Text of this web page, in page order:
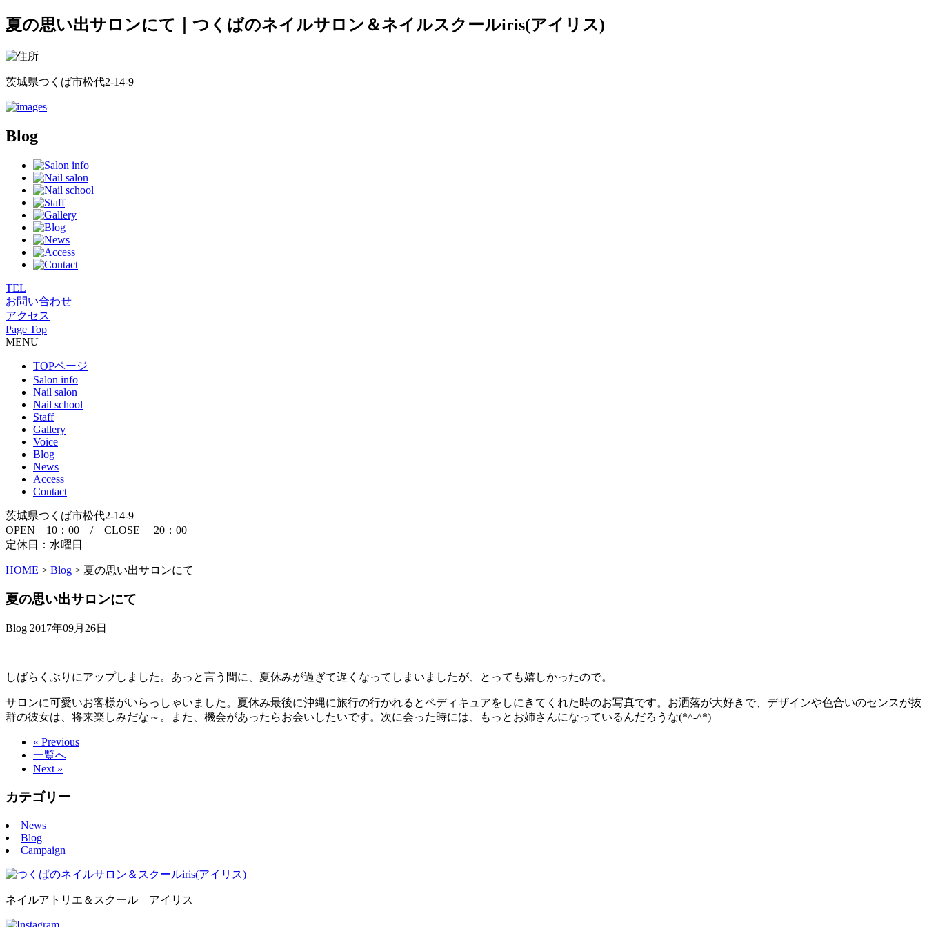
夏の思い出サロンにて｜つくばのネイルサロン＆ネイルスクールiris(アイリス)
茨城県つくば市松代2-14-9
Blog
TEL
お問い合わせ
アクセス
Page Top
MENU
TOPページ
Salon info
Nail salon
Nail school
Staff
Gallery
Voice
Blog
News
Access
Contact
茨城県つくば市松代2-14-9
OPEN 10：00 / CLOSE 20：00
定休日：水曜日
HOME > Blog > 夏の思い出サロンにて
夏の思い出サロンにて
Blog 2017年09月26日
しばらくぶりにアップしました。あっと言う間に、夏休みが過ぎて遅くなってしまいましたが、とっても嬉しかったので。
サロンに可愛いお客様がいらっしゃいました。夏休み最後に沖縄に旅行の行かれるとペディキュアをしにきてくれた時のお写真です。お洒落が大好きで、デザインや色合いのセンスが抜
群の彼女は、将来楽しみだな～。また、機会があったらお会いしたいです。次に会った時には、もっとお姉さんになっているんだろうな(*^-^*)
« Previous
一覧へ
Next »
カテゴリー
News
Blog
Campaign
ネイルアトリエ＆スクール アイリス